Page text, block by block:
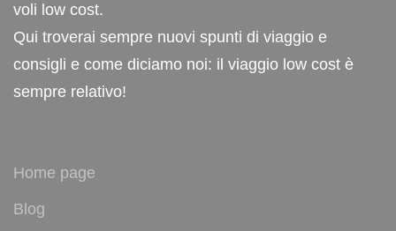
voli low cost.
Qui troverai sempre nuovi spunti di viaggio e
consigli e come diciamo noi: il viaggio low cost è
sempre relativo!
Home page
Blog